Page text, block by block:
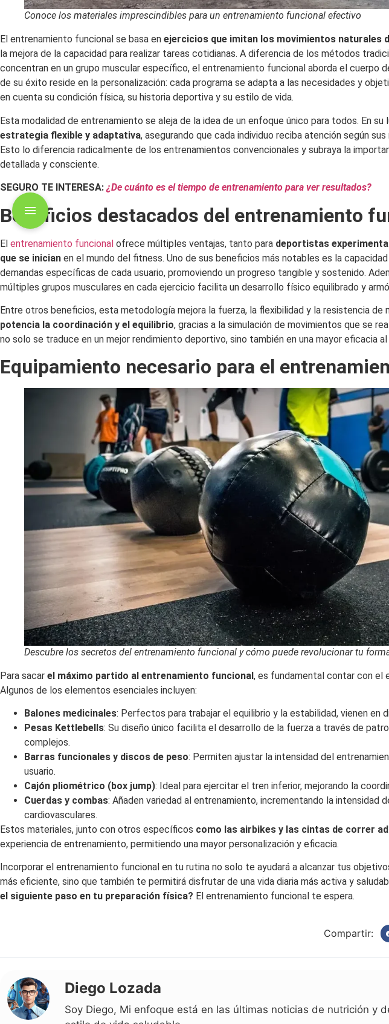
Conoce los materiales imprescindibles para un entrenamiento funcional efectivo
El entrenamiento funcional se basa en ejercicios que imitan los movimientos naturales
la mejora de la capacidad para realizar tareas cotidianas. A diferencia de los métodos
concentran en un grupo muscular específico, el entrenamiento funcional aborda el cuerpo
de su éxito reside en la personalización: cada programa se adapta a las necesidades y
en cuenta su condición física, su historia deportiva y su estilo de vida.
Esta modalidad de entrenamiento se aleja de la idea de un enfoque único para todos. En su
estrategia flexible y adaptativa, asegurando que cada individuo reciba atención según
Esto lo diferencia radicalmente de los entrenamientos convencionales y subraya la
detallada y consciente.
SEGURO TE INTERESA:¿De cuánto es el tiempo de entrenamiento para ver resultados?
Beneficios destacados del entrenamiento
El entrenamiento funcional ofrece múltiples ventajas, tanto para deportistas
que se inician en el mundo del fitness. Uno de sus beneficios más notables es la
demandas específicas de cada usuario, promoviendo un progreso tangible y sostenido.
múltiples grupos musculares en cada ejercicio facilita un desarrollo físico equilibrado y
Entre otros beneficios, esta metodología mejora la fuerza, la flexibilidad y la resistencia de
potencia la coordinación y el equilibrio, gracias a la simulación de movimientos que se
no solo se traduce en un mejor rendimiento deportivo, sino también en una mayor eficacia
Equipamiento necesario para el
Descubre los secretos del entrenamiento funcional y cómo puede revolucionar tu
Para sacar el máximo partido al entrenamiento funcional, es fundamental contar con el
Algunos de los elementos esenciales incluyen:
Balones medicinales: Perfectos para trabajar el equilibrio y la estabilidad, vienen en
Pesas Kettlebells: Su diseño único facilita el desarrollo de la fuerza a través de
complejos.
Barras funcionales y discos de peso: Permiten ajustar la intensidad del
usuario.
Cajón pliométrico (box jump): Ideal para ejercitar el tren inferior, mejorando la
Cuerdas y combas: Añaden variedad al entrenamiento, incrementando la intensidad
cardiovasculares.
Estos materiales, junto con otros específicos como las airbikes y las cintas de correr
experiencia de entrenamiento, permitiendo una mayor personalización y eficacia.
Incorporar el entrenamiento funcional en tu rutina no solo te ayudará a alcanzar tus
más eficiente, sino que también te permitirá disfrutar de una vida diaria más activa y
el siguiente paso en tu preparación física? El entrenamiento funcional te espera.
Compartir:
Diego Lozada
Soy Diego, Mi enfoque está en las últimas noticias de nutrición y